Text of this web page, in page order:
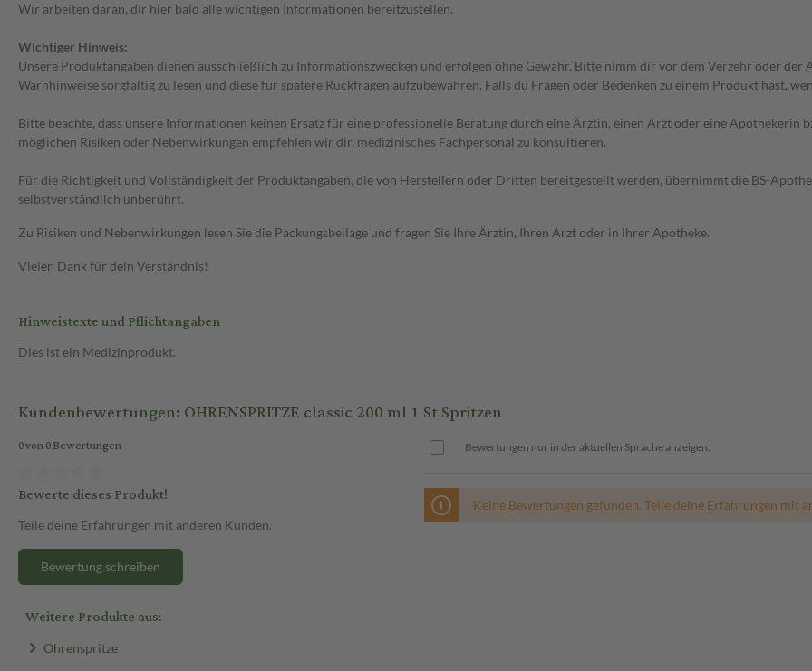
Wir arbeiten daran, dir hier bald alle wichtigen Informationen bereitzustellen.
Wichtiger Hinweis:
Unsere Produktangaben dienen ausschließlich zu Informationszwecken und erfolgen ohne Gewähr. Bitte nimm dir vor dem Verzehr oder
Warnhinweise sorgfältig zu lesen und diese für spätere Rückfragen aufzubewahren. Falls du Fragen oder Bedenken zu einem Produkt hast,
Bitte beachte, dass unsere Informationen keinen Ersatz für eine professionelle Beratung durch eine Ärztin, einen Arzt oder eine Apothekerin
möglichen Risiken oder Nebenwirkungen empfehlen wir dir, medizinisches Fachpersonal zu konsultieren.
Für die Richtigkeit und Vollständigkeit der Produktangaben, die von Herstellern oder Dritten bereitgestellt werden, übernimmt die BS-
selbstverständlich unberührt.
Zu Risiken und Nebenwirkungen lesen Sie die Packungsbeilage und fragen Sie Ihre Ärztin, Ihren Arzt oder in Ihrer Apotheke.
Vielen Dank für dein Verständnis!
Hinweistexte und Pflichtangaben
Dies ist ein Medizinprodukt.
Kundenbewertungen: OHRENSPRITZE classic 200 ml 1 St Spritzen
0 von 0 Bewertungen
Bewerte dieses Produkt!
Teile deine Erfahrungen mit anderen Kunden.
Bewertung schreiben
Bewertungen nur in der aktuellen Sprache anzeigen.
Keine Bewertungen gefunden. Teile deine Erfahrungen mit
Weitere Produkte aus:
Ohrenspritze